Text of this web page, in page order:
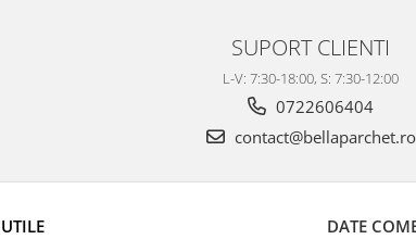
SUPORT CLIENTI
L-V: 7:30-18:00, S: 7:30-12:00
0722606404
contact@bellaparchet.ro
UTILE DATE